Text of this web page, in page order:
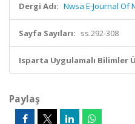
Dergi Adı: Nwsa E-Journal Of
Sayfa Sayıları: ss.292-308
Isparta Uygulamalı Bilimler
Paylaş